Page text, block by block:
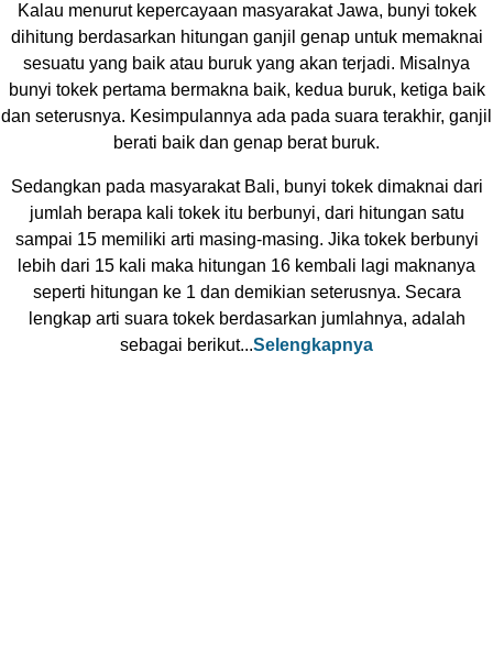
Kalau menurut kepercayaan masyarakat Jawa, bunyi tokek
dihitung berdasarkan hitungan ganjil genap untuk memaknai
sesuatu yang baik atau buruk yang akan terjadi. Misalnya
bunyi tokek pertama bermakna baik, kedua buruk, ketiga baik
dan seterusnya. Kesimpulannya ada pada suara terakhir, ganjil
berati baik dan genap berat buruk.
Sedangkan pada masyarakat Bali, bunyi tokek dimaknai dari
jumlah berapa kali tokek itu berbunyi, dari hitungan satu
sampai 15 memiliki arti masing-masing. Jika tokek berbunyi
lebih dari 15 kali maka hitungan 16 kembali lagi maknanya
seperti hitungan ke 1 dan demikian seterusnya. Secara
lengkap arti suara tokek berdasarkan jumlahnya, adalah
sebagai berikut...Selengkapnya